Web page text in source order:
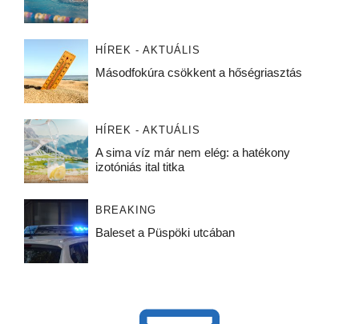
HÍREK - AKTUÁLIS
Másodfokúra csökkent a hőségriasztás
HÍREK - AKTUÁLIS
A sima víz már nem elég: a hatékony
izotóniás ital titka
BREAKING
Baleset a Püspöki utcában